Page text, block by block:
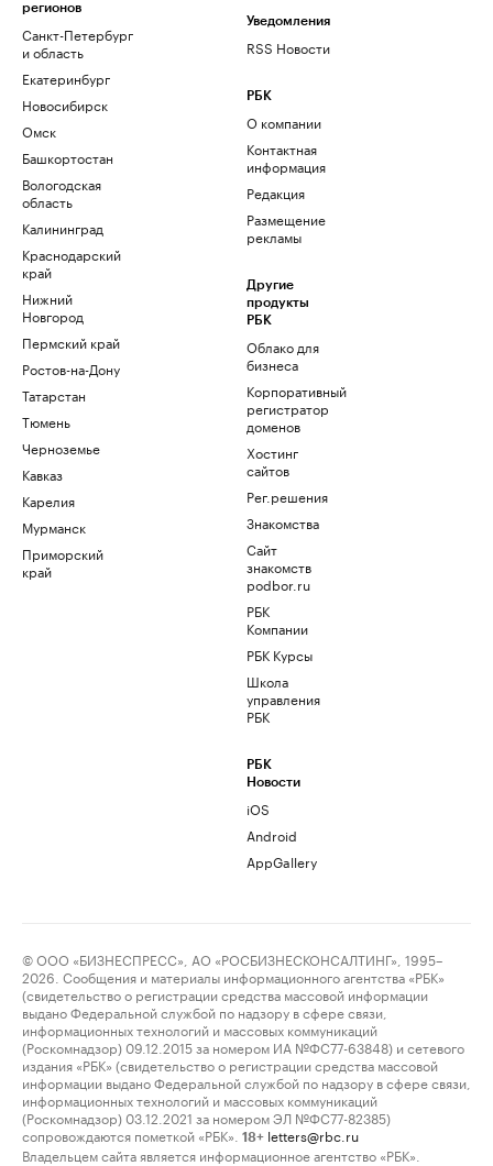
регионов
Санкт-Петербург
и область
Екатеринбург
Новосибирск
Омск
Башкортостан
Вологодская
область
Калининград
Краснодарский
край
Нижний
Новгород
Пермский край
Ростов-на-Дону
Татарстан
Тюмень
Черноземье
Кавказ
Карелия
Мурманск
Приморский
край
Уведомления
RSS Новости
РБК
О компании
Контактная
информация
Редакция
Размещение
рекламы
Другие
продукты
РБК
Облако для
бизнеса
Корпоративный
регистратор
доменов
Хостинг
сайтов
Рег.решения
Знакомства
Сайт
знакомств
podbor.ru
РБК
Компании
РБК Курсы
Школа
управления
РБК
РБК
Новости
iOS
Android
AppGallery
© ООО «БИЗНЕСПРЕСС», АО «РОСБИЗНЕСКОНСАЛТИНГ», 1995–
2026. Сообщения и материалы информационного агентства «РБК»
(свидетельство о регистрации средства массовой информации
выдано Федеральной службой по надзору в сфере связи,
информационных технологий и массовых коммуникаций
(Роскомнадзор) 09.12.2015 за номером ИА №ФС77-63848) и сетевого
издания «РБК» (свидетельство о регистрации средства массовой
информации выдано Федеральной службой по надзору в сфере связи,
информационных технологий и массовых коммуникаций
(Роскомнадзор) 03.12.2021 за номером ЭЛ №ФС77-82385)
сопровождаются пометкой «РБК».
18+ letters@rbc.ru
Владельцем сайта является информационное агентство «РБК».